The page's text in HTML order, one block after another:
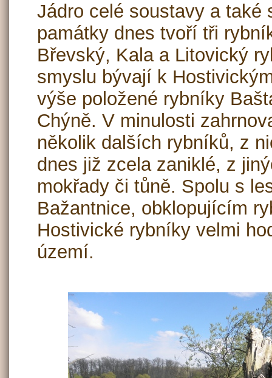
Jádro celé soustavy a také
památky dnes tvoří tři
Břevský, Kala a Litovický
smyslu bývají k
výše položené rybníky
Chýně. V minulosti
několik dalších rybníků, z
dnes již zcela zaniklé, z
mokřady či tůně. Spolu s
Bažantnice, obklopujícím
Hostivické rybníky velmi
území.